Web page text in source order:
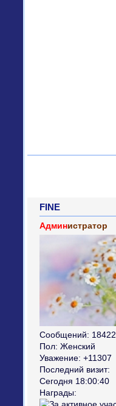
FINE
Администратор
Сообщений: 18422
Пол: Женский
Уважение: +11307
Последний визит:
Сегодня 18:00:40
Награды: